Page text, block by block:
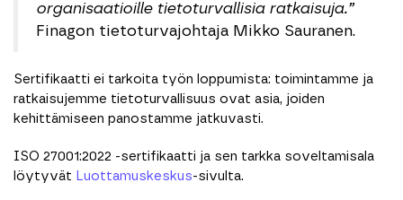
organisaatioille tietoturvallisia ratkaisuja.”
Finagon tietoturvajohtaja Mikko Sauranen.
Sertifikaatti ei tarkoita työn loppumista: toimintamme ja
ratkaisujemme tietoturvallisuus ovat asia, joiden
kehittämiseen panostamme jatkuvasti.
ISO 27001:2022 -sertifikaatti ja sen tarkka soveltamisala
löytyvät Luottamuskeskus-sivulta.